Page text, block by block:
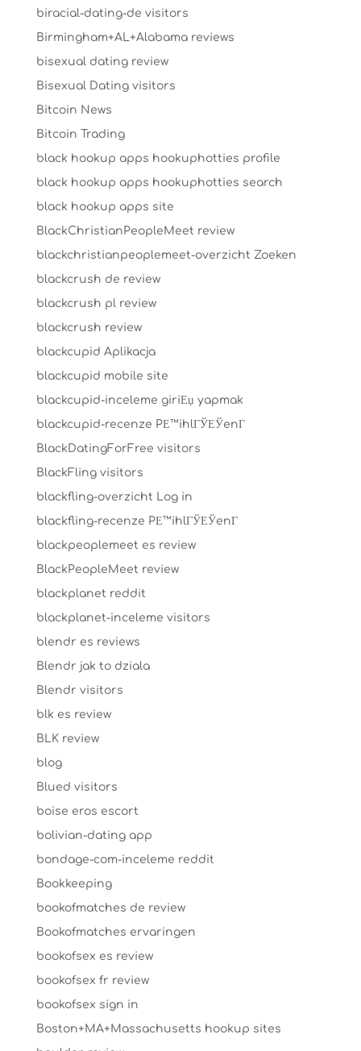
biracial-dating-de visitors
Birmingham+AL+Alabama reviews
bisexual dating review
Bisexual Dating visitors
Bitcoin News
Bitcoin Trading
black hookup apps hookuphotties profile
black hookup apps hookuphotties search
black hookup apps site
BlackChristianPeopleMeet review
blackchristianpeoplemeet-overzicht Zoeken
blackcrush de review
blackcrush pl review
blackcrush review
blackcupid Aplikacja
blackcupid mobile site
blackcupid-inceleme giriЕџ yapmak
blackcupid-recenze PЕ™ihlГЎЕЎenГ­
BlackDatingForFree visitors
BlackFling visitors
blackfling-overzicht Log in
blackfling-recenze PЕ™ihlГЎЕЎenГ­
blackpeoplemeet es review
BlackPeopleMeet review
blackplanet reddit
blackplanet-inceleme visitors
blendr es reviews
Blendr jak to dziala
Blendr visitors
blk es review
BLK review
blog
Blued visitors
boise eros escort
bolivian-dating app
bondage-com-inceleme reddit
Bookkeeping
bookofmatches de review
Bookofmatches ervaringen
bookofsex es review
bookofsex fr review
bookofsex sign in
Boston+MA+Massachusetts hookup sites